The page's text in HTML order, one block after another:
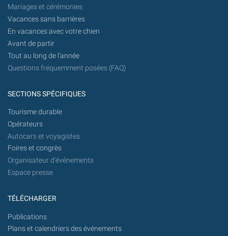
Mariages et cérémonies
Vacances sans barrières
En vacances avec votre chien
Avant de partir
Tout au long de l'année
Questions fréquemment posées (FAQ)
SECTIONS SPÉCIFIQUES
Tourisme durable
Opérateurs
Autocars et voyagistes
Foires et congrès
Organisateur d'événements
Espace presse
TÉLÉCHARGER
Publications
Plans et calendriers des événements